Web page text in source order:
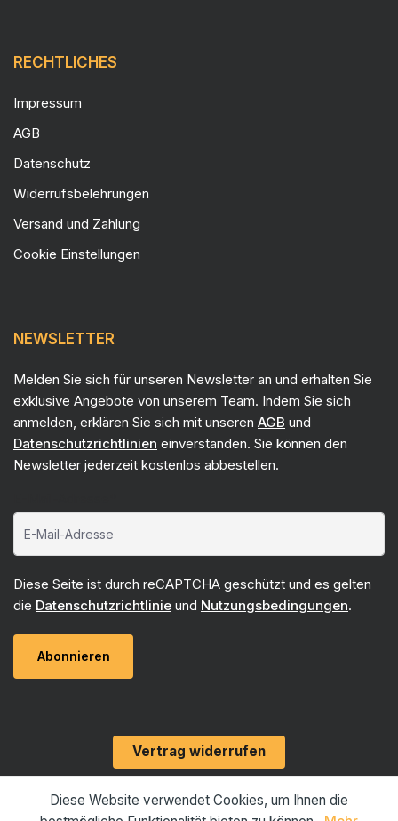
RECHTLICHES
Impressum
AGB
Datenschutz
Widerrufsbelehrungen
Versand und Zahlung
Cookie Einstellungen
NEWSLETTER
Melden Sie sich für unseren Newsletter an und erhalten Sie
exklusive Angebote von unserem Team. Indem Sie sich
anmelden, erklären Sie sich mit unseren AGB und
Datenschutzrichtlinien einverstanden. Sie können den
Newsletter jederzeit kostenlos abbestellen.
Diese Seite ist durch reCAPTCHA geschützt und es gelten
die Datenschutzrichtlinie und Nutzungsbedingungen.
Abonnieren
Vertrag widerrufen
Diese Website verwendet Cookies, um Ihnen die